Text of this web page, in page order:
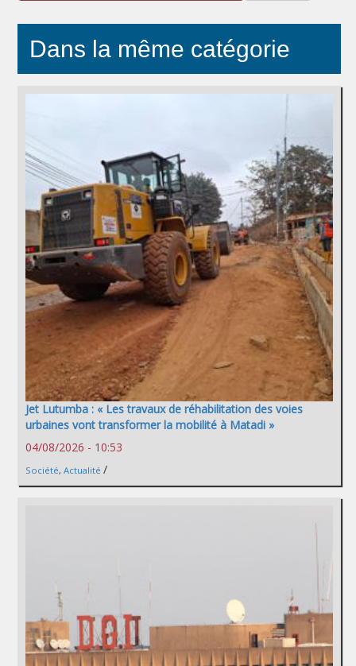
Dans la même catégorie
Jet Lutumba : « Les travaux de réhabilitation des voies
urbaines vont transformer la mobilité à Matadi »
04/08/2026 - 10:53
Société, Actualité /